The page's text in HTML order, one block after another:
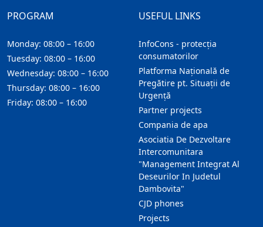
USEFUL LINKS
InfoCons - protecția
consumatorilor
Platforma Națională de
Pregătire pt. Situații de
Urgență
Partner projects
Compania de apa
Asociatia De Dezvoltare
Intercomunitara
"Management Integrat Al
Deseurilor In Judetul
Dambovita"
CJD phones
Projects
PROGRAM
Monday: 08:00 – 16:00
Tuesday: 08:00 – 16:00
Wednesday: 08:00 – 16:00
Thursday: 08:00 – 16:00
Friday: 08:00 – 16:00